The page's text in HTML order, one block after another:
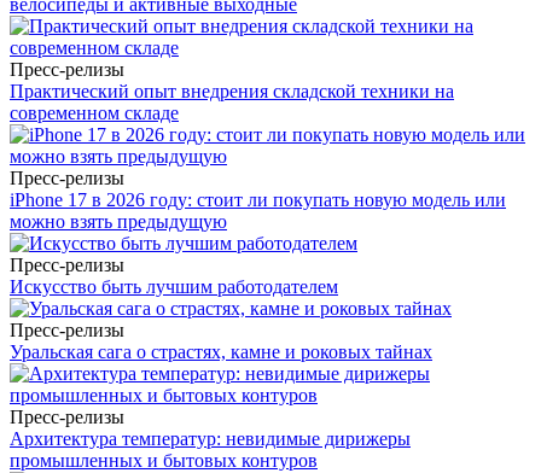
велосипеды и активные выходные
Пресс-релизы
Практический опыт внедрения складской техники на
современном складе
Пресс-релизы
iPhone 17 в 2026 году: стоит ли покупать новую модель или
можно взять предыдущую
Пресс-релизы
Искусство быть лучшим работодателем
Пресс-релизы
Уральская сага о страстях, камне и роковых тайнах
Пресс-релизы
Архитектура температур: невидимые дирижеры
промышленных и бытовых контуров